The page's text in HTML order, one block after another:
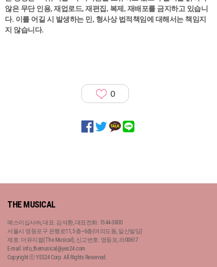
않은 무단 인용, 재업로드, 재편집, 복제, 재배포를 금지하고 있습니
다. 이를 어길 시 발생하는 민, 형사상 법적책임에 대해서는 책임지
지 않습니다.
0
THE MUSICAL
예스이십사㈜, 대표: 김석환, 대표전화: 1544-3800
서울시 영등포구 은행로11, 5층~6층(여의도동, 일신빌딩)
제호: 더뮤지컬(The Musical), 신고번호: 영등포, 라00617
E-mail: info_themusical@yes24.com
Copyright ⓒ YES24 Corp. All Rights Reserved.